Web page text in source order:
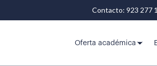
Contacto: 923 277
Oferta académica